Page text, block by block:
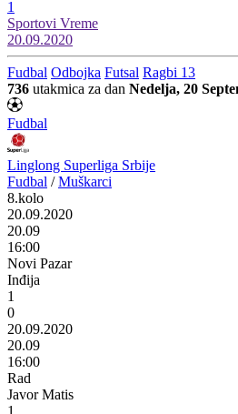
1
Sportovi Vreme
20.09.2020
Fudbal Odbojka Futsal Ragbi 13
736 utakmica za dan Nedelja, 20
Fudbal
Linglong Superliga Srbije
Fudbal / Muškarci
8.kolo
20.09.2020
20.09
16:00
Novi Pazar
Inđija
1
0
20.09.2020
20.09
16:00
Rad
Javor Matis
1